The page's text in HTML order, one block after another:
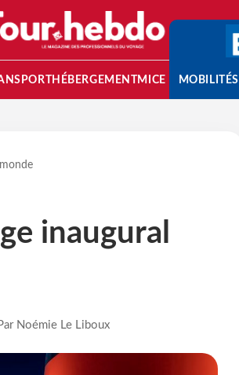
HÉBERGEMENTMICE MOBILITÉS
inaugural
Noémie Le Liboux